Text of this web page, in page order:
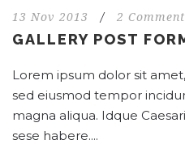
13 Nov 2013 / 2
GALLERY POST
Lorem ipsum dolor sit
sed eiusmod tempor
magna aliqua. Idque
sese habere....